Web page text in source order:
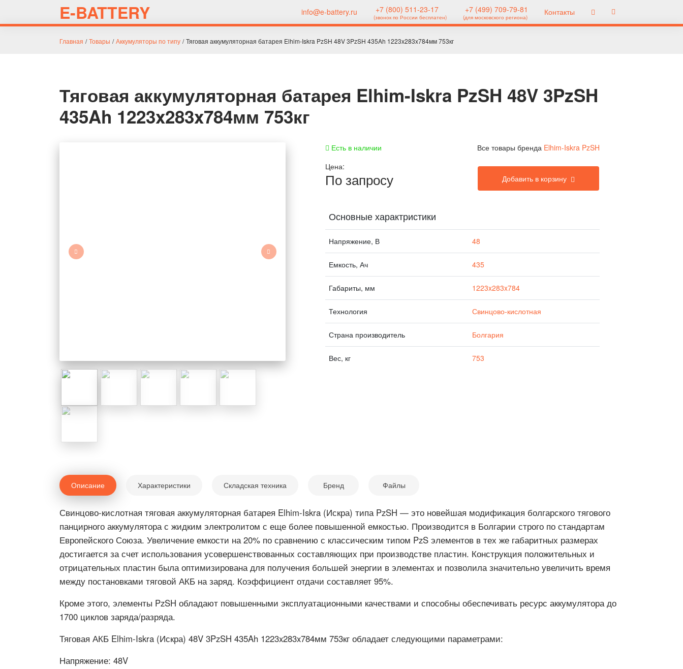
E-BATTERY info@e-battery.ru +7 (800) 511-23-17
(звонок по России бесплатен)
+7 (499) 709-79-81
(для московского региона)
Контакты
Главная / Товары / Аккумуляторы по типу / Тяговая аккумуляторная батарея Elhim-Iskra PzSH 48V 3PzSH 435Ah 1223x283x784мм 753кг
Тяговая аккумуляторная батарея Elhim-Iskra PzSH 48V 3PzSH
435Ah 1223x283x784мм 753кг
Есть в наличии Все товары бренда Elhim-Iskra PzSH
Цена:
По запросу Добавить в корзину
Основные характристики
Напряжение, В 48
Емкость, Ач 435
Габариты, мм 1223x283x784
Технология Свинцово-кислотная
Страна производитель Болгария
Вес, кг 753
Описание Характеристики Складская техника Бренд Файлы
Свинцово-кислотная тяговая аккумуляторная батарея Elhim-Iskra (Искра) типа PzSH — это новейшая модификация болгарского тягового
панцирного аккумулятора с жидким электролитом с еще более повышенной емкостью. Производится в Болгарии строго по стандартам
Европейского Союза. Увеличение емкости на 20% по сравнению с классическим типом PzS элементов в тех же габаритных размерах
достигается за счет использования усовершенствованных составляющих при производстве пластин. Конструкция положительных и
отрицательных пластин была оптимизирована для получения большей энергии в элементах и позволила значительно увеличить время
между постановками тяговой АКБ на заряд. Коэффициент отдачи составляет 95%.
Кроме этого, элементы PzSH обладают повышенными эксплуатационными качествами и способны обеспечивать ресурс аккумулятора до
1700 циклов заряда/разряда.
Тяговая АКБ Elhim-Iskra (Искра) 48V 3PzSH 435Ah 1223x283x784мм 753кг обладает следующими параметрами:
Напряжение: 48V